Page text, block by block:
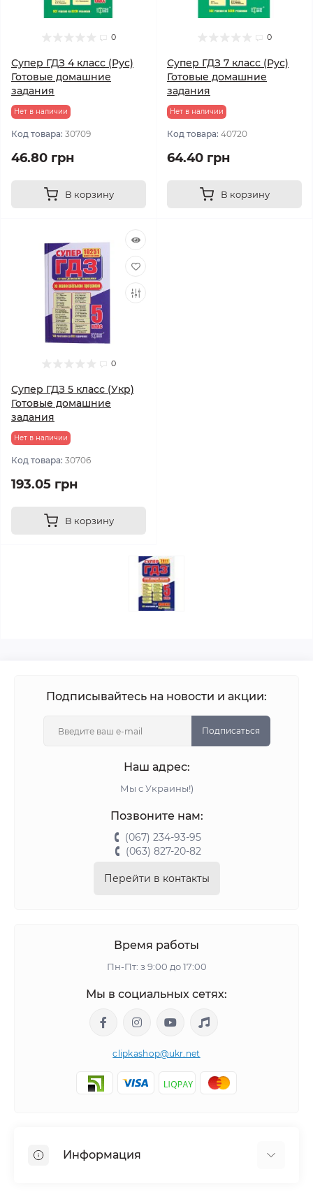
0
Супер ГДЗ 4 класс (Рус)
Готовые домашние
задания
Нет в наличии
Код товара: 30709
46.80 грн
В корзину
0
Супер ГДЗ 7 класс (Рус)
Готовые домашние
задания
Нет в наличии
Код товара: 40720
64.40 грн
В корзину
0
Супер ГДЗ 5 класс (Укр)
Готовые домашние
задания
Нет в наличии
Код товара: 30706
193.05 грн
В корзину
Подписывайтесь на новости и акции:
Подписаться
Наш адрес:
Мы с Украины!)
Позвоните нам:
(067) 234-93-95
(063) 827-20-82
Перейти в контакты
Время работы
Пн-Пт: з 9:00 до 17:00
Мы в социальных сетях:
clipkashop@ukr.net
Информация